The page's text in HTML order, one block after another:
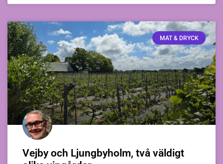
MAT & DRYCK
Vejby och Ljungbyholm, två väldigt